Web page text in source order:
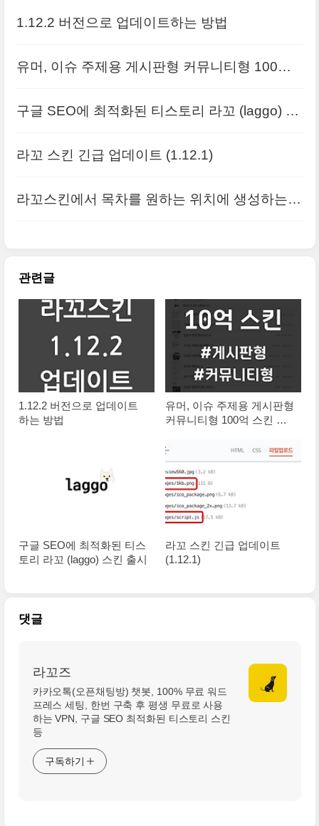
1.12.2 버전으로 업데이트하는 방법
유머, 이슈 주제용 게시판형 커뮤니티형 100억
구글 SEO에 최적화된 티스토리 라꼬 (laggo) 스
라꼬 스킨 긴급 업데이트 (1.12.1)
라꼬스킨에서 목차를 원하는 위치에 생성하는
관련글
1.12.2 버전으로 업데이트
하는 방법
유머, 이슈 주제용 게시판형
커뮤니티형 100억 스킨 출
구글 SEO에 최적화된 티스
토리 라꼬 (laggo) 스킨 출시
라꼬 스킨 긴급 업데이트
(1.12.1)
댓글
라꼬즈
카카오톡(오픈채팅방) 챗봇, 100% 무료 워드
프레스 세팅, 한번 구축 후 평생 무료로 사용
하는 VPN, 구글 SEO 최적화된 티스토리 스킨
등
구독하기